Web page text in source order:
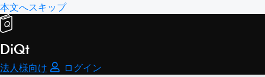
本文へスキップ
DiQt
法人様向け
ログイン